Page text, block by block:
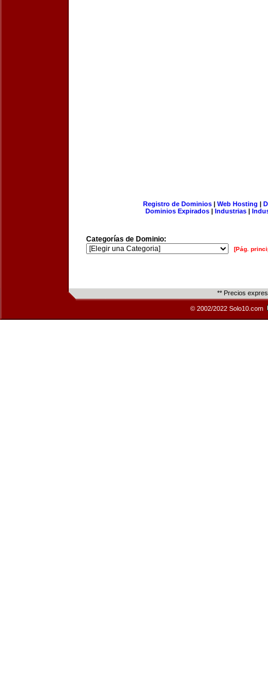
Registro de Dominios| Web Hosting |
Dominios Expirados | Industrias |
Categorías de Dominio:
[Pág.
** Precios
© 2002/2022 Solo10.com